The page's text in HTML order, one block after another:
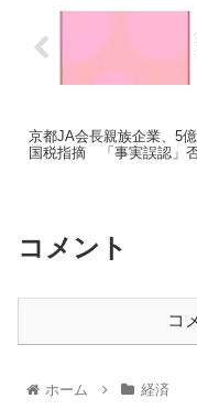
京都JA会長親族企業、5
国税指摘 「事実誤認」
コメント
コ
ホーム 経済